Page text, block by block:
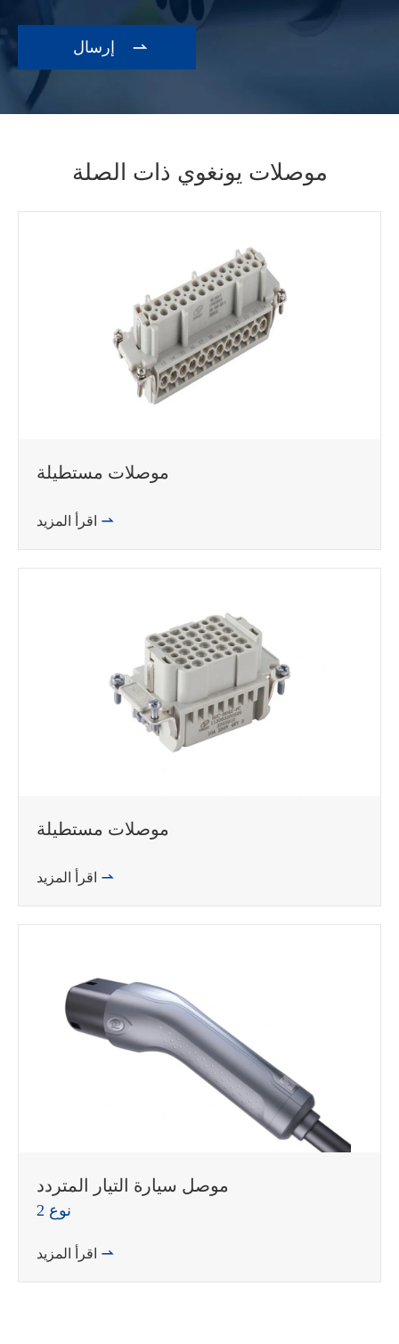

موصلات يونغوي ذات الصلة
موصلات مستطيلة

موصلات مستطيلة

موصل سيارة التيار المتردد
نوع 2

WhatsApp (如 +85291234567)